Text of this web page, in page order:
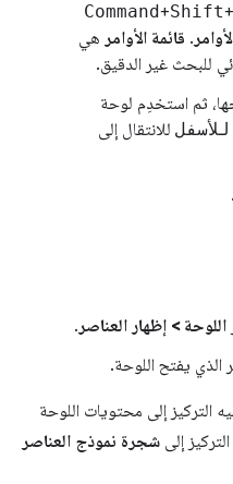
Command+Shift+
. قائمة الأوامر هي
للبحث غير الدقيق.
ثم استخدِم لوحة
للانتقال إلى
اللوحة > إظهار العناصر .
الذي يفتح اللوحة.
التركيز إلى محتويات اللوحة
إلى شجرة نموذج العناصر